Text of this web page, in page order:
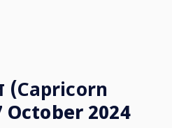
(Capricorn
October 2024